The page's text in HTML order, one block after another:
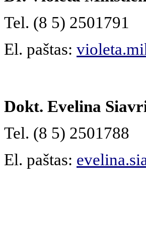
Tel. (8 5) 2501791
El. paštas:
Dokt. Evelina
Tel. (8 5) 2501788
El. paštas: